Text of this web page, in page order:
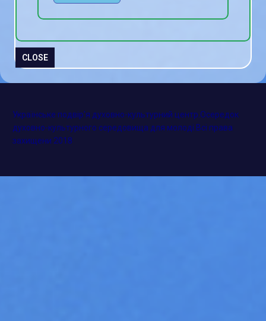
CLOSE
Українське подвір'я духовно-культурний центр.Осередок
духовно-культурного середовища для молоді.Всі права
захищени 2018